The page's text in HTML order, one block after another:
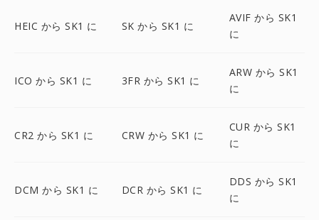
HEIC から SK1 に SK から SK1 に
AVIF から SK1
に
ICO から SK1 に 3FR から SK1 に
ARW から SK1
に
CR2 から SK1 に CRW から SK1 に
CUR から SK1
に
DCM から SK1 に DCR から SK1 に
DDS から SK1
に